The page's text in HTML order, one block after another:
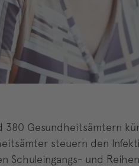
380 Gesundheitsämtern
steuern den
Schuleingangs- und